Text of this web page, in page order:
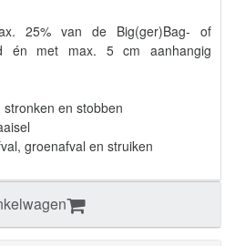
25% van de Big(ger)Bag- of
én met max. 5 cm aanhangig
en stobben
groenafval en struiken